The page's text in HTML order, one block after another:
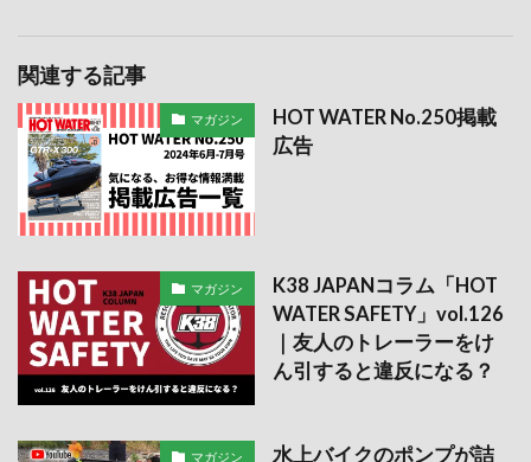
関連する記事
マガジン
HOT WATER No.250掲載
広告
マガジン
K38 JAPANコラム「HOT
WATER SAFETY」vol.126
｜友人のトレーラーをけ
ん引すると違反になる？
マガジン 水上バイクのポンプが詰